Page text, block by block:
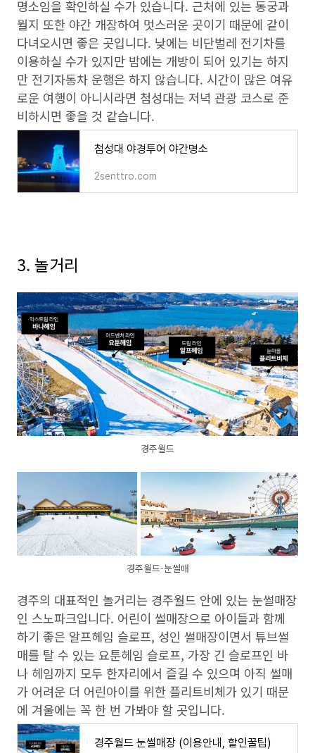
명소임을 확인하실 수가 있습니다. 근처에 있는 동궁과
월지 또한 야간 개장하여 멋스러운 곳이기 때문에 같이
다녀오시면 좋은 곳입니다. 낮에는 비단벌레 전기차를
이용하실 수가 있지만 밤에는 개방이 되어 있기는 하지
만 전기자동차 운행은 하지 않습니다. 시간이 많은 여유
로운 여행이 아니시라면 첨성대는 저녁 관광 코스로 준
비하시면 좋을 것 같습니다.
첨성대 야경투어 야간명소
2senttro.com
3. 놀거리
경주월드
경주월드-눈썰매
경주의 대표적인 놀거리는 경주월드 안에 있는 눈썰매장
인 스노파크입니다. 어린이 썰매장으로 아이들과 함께
하기 좋은 알프헤임 슬로프, 성인 썰매장이면서 튜브썰
매를 탈 수 있는 요툰헤임 슬로프, 가장 긴 슬로프인 바
나 헤임까지 모두 한자리에서 즐길 수 있으며 아직 썰매
가 어려운 더 어린아이를 위한 플리트비체가 있기 때문
에 겨울에는 꼭 한 번 가봐야 할 곳입니다.
경주월드 눈썰매장 (이용안내, 할인꿀팁)